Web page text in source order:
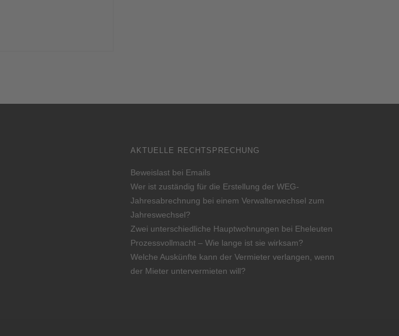
AKTUELLE RECHTSPRECHUNG
Beweislast bei Emails
Wer ist zuständig für die Erstellung der WEG-
Jahresabrechnung bei einem Verwalterwechsel zum
Jahreswechsel?
Zwei unterschiedliche Hauptwohnungen bei Eheleuten
Prozessvollmacht – Wie lange ist sie wirksam?
Welche Auskünfte kann der Vermieter verlangen, wenn
der Mieter untervermieten will?